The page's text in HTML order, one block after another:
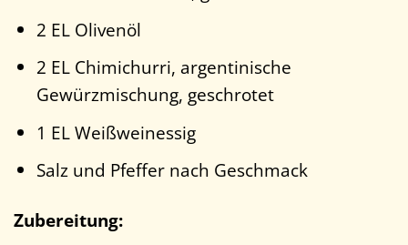
2 EL Olivenöl
2 EL Chimichurri, argentinische
Gewürzmischung, geschrotet
1 EL Weißweinessig
Salz und Pfeffer nach Geschmack
Zubereitung: